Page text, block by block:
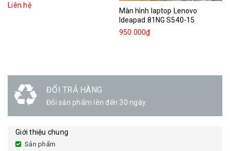
Liên hệ
Màn hình laptop Lenovo
Ideapad 81NG S540-15
950.000₫
ĐỔI TRẢ HÀNG
Đổi sản phẩm lên đến 30 ngày
Giới thiệu chung
Sản phẩm